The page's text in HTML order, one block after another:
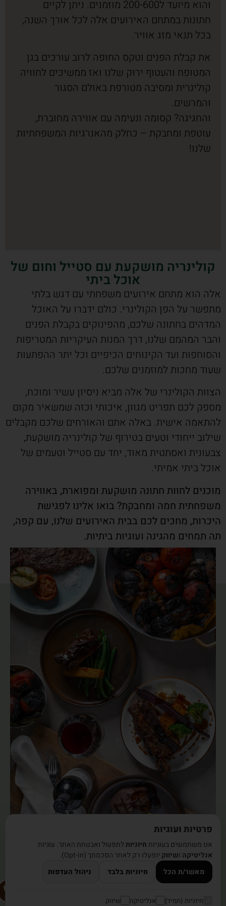
והוא מיועד ל200-600 מוזמנים. ניתן לקיים
חתונות במתחם האירועים אלה לכל אורך השנה,
בכל תנאי מזג אוויר.
את קבלת הפנים וטקס החופה לרוב עורכים בגן
המטופח והעטוף ירוק שלנו ואז ממשיכים לחוויה
קולינרית ומסיבה מטורפת באולם הסגור
והמרשים.
והחגיגה? קסומה ונעימה עם אווירה מחוברת,
עוטפת ומחבקת – כחלק מהאנרגיות המשפחתיות
שלנו!
קולינריה מושקעת עם סטייל וחום של
אוכל ביתי
אלה הוא מתחם אירועים משפחתי עם דגש בלתי
מתפשר על הפן הקולינרי. כולם ידברו על האוכל
המדהים בחתונה שלכם, מהפינוקים בקבלת הפנים
והבר המהמם שלנו, דרך המנות העיקריות המטריפות
והסוחפות ועד הקינוחים הכיפיים וכל יתר ההפתעות
שעוד מחכות למוזמנים שלכם.
הצוות הקולינרי של אלה מביא ניסיון עשיר ומוכח,
מספק לכם תפריט מגוון, איכותי וכזה שמשאיר מקום
להתאמה אישית. באלה אתם והאורחים שלכם מקבלים
שילוב ייחודי וטעים בטירוף של קולינריה מושקעת,
צבעונית ואסתטית מאוד, יחד עם סטייל וטעמים של
אוכל ביתי אמיתי.
מוכנים לחוות חתונה מושקעת ומפוארת, באווירה
משפחתית חמה ומחבקת? בואו אלינו לפגישת
היכרות, מחכים לכם בבית האירועים שלנו, עם קפה,
תה תמחים מהגינה ועוגיות ביתיות.
פרטיות ועוגיות
אנו משתמשים בעוגיותחיוניותלתפעול ואבטחת האתר. עוגיות
אנליטיקה ושיווק יופעלו רק לאחר הסכמתך (Opt-in).
מאשר/ת הכל
חיוניות בלבד ניהול העדפות
חיוניות (תמיד) אנליטיקה שיווק